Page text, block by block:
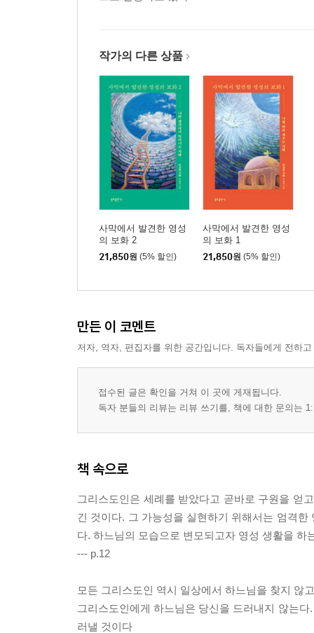
자신을 포기하라
사람에 대한 집착을 버려라
영적 담화 때는 깨어 있어라
스스로 경계하라
좁고 험한 길
좁은 문으로 들어가라
지식과 지혜
참된 완덕이란
하느님을 만나는 길
4. 하느님의 법은 우리에게 절대적 의무인 애덕을
주님의 축복을 받은 자
나를 어떻게 생각하시오?
제가 무엇을 해야 합니까?
자신을 잃지 마라
진정한 수도승이란
소유욕을 멀리하라
있는 것에 만족하라
스스로를 완전히 허물다
은수자와 책
알몸으로 돌아가리라
5. 언제나 죽음을 명심하고 영원한 심판을 잊지 마
작가의 다른 상품
사막에서 발견한 영성
의 보화 2
21,850원 (5% 할인)
사막에서 발견한 영성
의 보화 1
21,850원 (5% 할인)
만든 이 코멘트
저자, 역자, 편집자를 위한 공간입니다. 독자들에게 전하
접수된 글은 확인을 거쳐 이 곳에 게재됩니다.
독자 분들의 리뷰는 리뷰 쓰기를, 책에 대한 문의는
책 속으로
그리스도인은 세례를 받았다고 곧바로 구원을 얻
긴 것이다. 그 가능성을 실현하기 위해서는 엄격
다. 하느님의 모습으로 변모되고자 영성 생활을 하
--- p.12
모든 그리스도인 역시 일상에서 하느님을 찾지 않
그리스도인에게 하느님은 당신을 드러내지 않는
러낼 것이다